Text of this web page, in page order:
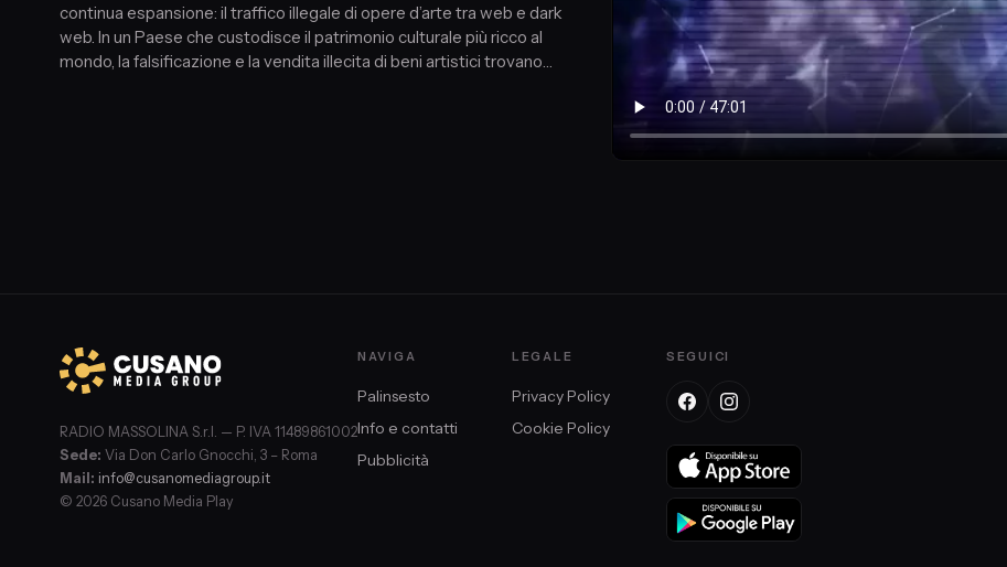
continua espansione: il traffico illegale di opere d’arte tra web e dark
web. In un Paese che custodisce il patrimonio culturale più ricco al
mondo, la falsificazione e la vendita illecita di beni artistici trovano
RADIO MASSOLINA S.r.l. — P. IVA 11489861002
Sede: Via Don Carlo Gnocchi, 3 – Roma
Mail: info@cusanomediagroup.it
© 2026 Cusano Media Play
NAVIGA
Palinsesto
Info e contatti
Pubblicità
LEGALE
Privacy Policy
Cookie Policy
SEGUICI